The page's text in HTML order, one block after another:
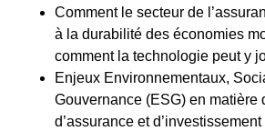
Comment le secteur de
à la durabilité des économies
comment la technologie peut y
Enjeux Environnementaux,
Gouvernance (ESG) en matière
d’assurance et d’investissement